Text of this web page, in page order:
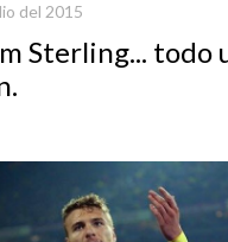
del 2015
Sterling... todo